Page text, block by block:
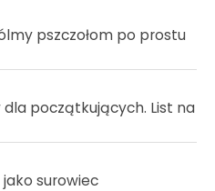
pszczołom po prostu
początkujących. List na
surowiec